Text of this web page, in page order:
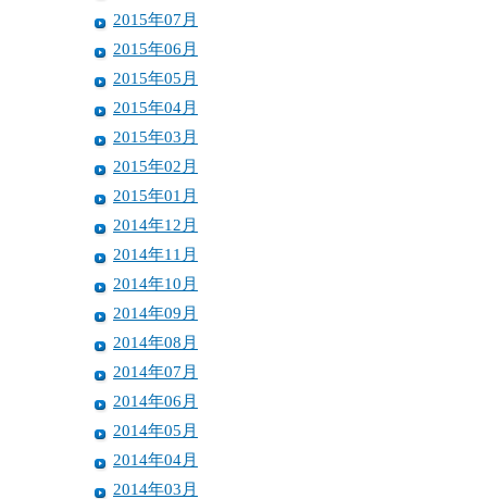
2015年07月
2015年06月
2015年05月
2015年04月
2015年03月
2015年02月
2015年01月
2014年12月
2014年11月
2014年10月
2014年09月
2014年08月
2014年07月
2014年06月
2014年05月
2014年04月
2014年03月